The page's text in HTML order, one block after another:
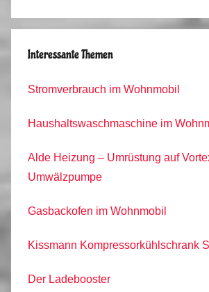
Interessante Themen
Stromverbrauch im Wohnmobil
Haushaltswaschmaschine im
Alde Heizung – Umrüstung auf
Umwälzpumpe
Gasbackofen im Wohnmobil
Kissmann Kompressorkühlschrank
Der Ladebooster